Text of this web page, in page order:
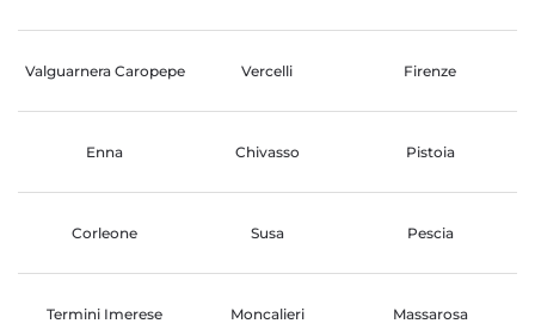
Valguarnera Caropepe Vercelli Firenze
Enna Chivasso Pistoia
Corleone Susa Pescia
Termini Imerese Moncalieri Massarosa